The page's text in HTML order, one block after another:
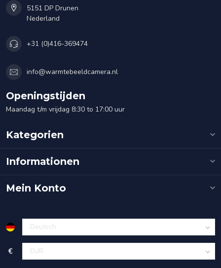
5151 DP Drunen
Nederland
+31 (0)416-369474
info@warmtebeeldcamera.nl
Openingstijden
Maandag t/m vrijdag 8:30 to 17:00 uur
Kategorien
Informationen
Mein Konto
€